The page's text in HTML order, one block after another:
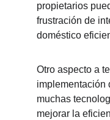
propietarios
frustración de
doméstico
Otro aspecto a
implementación
muchas
mejorar la